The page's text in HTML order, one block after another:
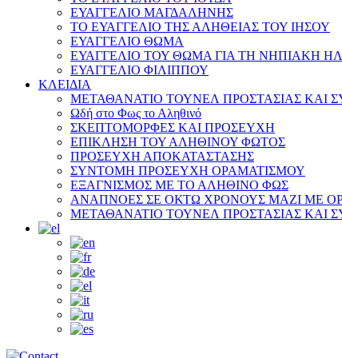
ΕΥΑΓΓΕΛΙΟ ΜΑΓΔΑΛΗΝΗΣ
ΤΟ ΕΥΑΓΓΕΛΙΟ ΤΗΣ ΑΛΗΘΕΙΑΣ ΤΟΥ ΙΗΣΟΥ
ΕΥΑΓΓΕΛΙΟ ΘΩΜΑ
ΕΥΑΓΓΕΛΙΟ ΤΟΥ ΘΩΜΑ ΓΙΑ ΤΗ ΝΗΠΙΑΚΗ
ΕΥΑΓΓΕΛΙΟ ΦΙΛΙΠΠΟΥ
ΚΛΕΙΔΙΑ
ΜΕΤΑΘΑΝΑΤΙΟ ΤΟΥΝΕΛ ΠΡΟΣΤΑΣΙΑΣ ΚΑΙ
Ωδή στο Φως το Αληθινό
ΣΚΕΠΤΟΜΟΡΦΕΣ ΚΑΙ ΠΡΟΣΕΥΧΗ
ΕΠΙΚΛΗΣΗ ΤΟΥ ΑΛΗΘΙΝΟΥ ΦΩΤΟΣ
ΠΡΟΣΕΥΧΗ ΑΠΟΚΑΤΑΣΤΑΣΗΣ
ΣΥΝΤΟΜΗ ΠΡΟΣΕΥΧΗ ΟΡΑΜΑΤΙΣΜΟΥ
ΕΞΑΓΝΙΣΜΟΣ ΜΕ ΤΟ ΑΛΗΘΙΝΟ ΦΩΣ
ΑΝΑΠΝΟΕΣ ΣΕ ΟΚΤΩ ΧΡΟΝΟΥΣ ΜΑΖΙ ΜΕ
ΜΕΤΑΘΑΝΑΤΙΟ ΤΟΥΝΕΛ ΠΡΟΣΤΑΣΙΑΣ ΚΑΙ